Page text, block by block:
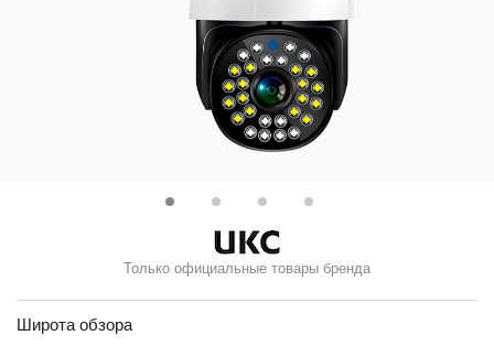
Только официальные товары бренда
Широта обзора